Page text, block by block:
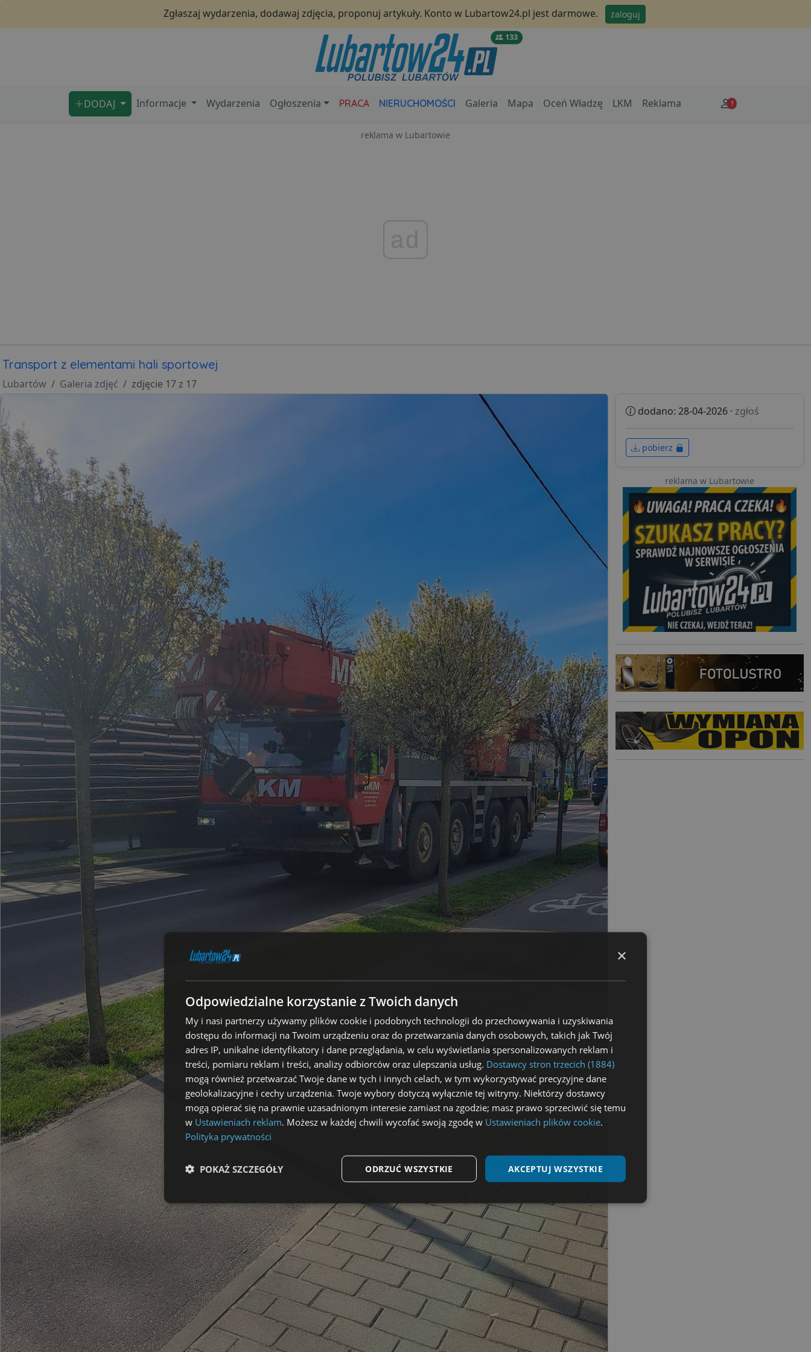
Zgłaszaj wydarzenia, dodawaj zdjęcia, proponuj artykuły. Konto w Lubartow24.pl jest darmowe. zaloguj
133
DODAJ Informacje Wydarzenia Ogłoszenia PRACA NIERUCHOMOŚCI Galeria Mapa Oceń Władzę LKM Reklama !
reklama w Lubartowie
Transport z elementami hali sportowej
Lubartów Galeria zdjęć zdjęcie 17 z 17
POWIĘKSZ dodano: 28-04-2026 · zgłoś
pobierz
reklama w Lubartowie
×
Odpowiedzialne korzystanie z Twoich danych
My i nasi partnerzy używamy plików cookie i podobnych technologii do przechowywania i uzyskiwania
dostępu do informacji na Twoim urządzeniu oraz do przetwarzania danych osobowych, takich jak Twój
adres IP, unikalne identyfikatory i dane przeglądania, w celu wyświetlania spersonalizowanych reklam i
treści, pomiaru reklam i treści, analizy odbiorców oraz ulepszania usług. Dostawcy stron trzecich (1884)
mogą również przetwarzać Twoje dane w tych i innych celach, w tym wykorzystywać precyzyjne dane
geolokalizacyjne i cechy urządzenia. Twoje wybory dotyczą wyłącznie tej witryny. Niektórzy dostawcy
mogą opierać się na prawnie uzasadnionym interesie zamiast na zgodzie; masz prawo sprzeciwić się temu
w Ustawieniach reklam. Możesz w każdej chwili wycofać swoją zgodę w Ustawieniach plików cookie.
Polityka prywatności
AKCEPTUJ WSZYSTKIE
ODRZUĆ WSZYSTKIE
POKAŻ SZCZEGÓŁY
Niezbędne Wydajność Targetowanie Funkcjonalność Niesklasyfikowane
Niezbędne Wydajność Targetowanie Funkcjonalność Niesklasyfikowane
Niezbędne pliki cookie umożliwiają korzystanie z podstawowych funkcji strony internetowej, takich jak logowanie użytkownika i
zarządzanie kontem. Bez niezbędnych plików cookie nie można prawidłowo korzystać ze strony internetowej.
Nazwa
Dostawca/
Domena
Okres
przechowywania
Opis